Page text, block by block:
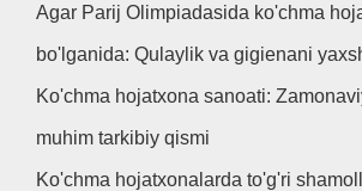
Agar Parij Olimpiadasida ko'chma
bo'lganida: Qulaylik va gigienani
Ko'chma hojatxona sanoati:
muhim tarkibiy qismi
Ko'chma hojatxonalarda to'g'ri